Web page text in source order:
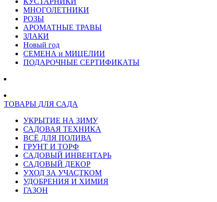
МНОГОЛЕТНИКИ
РОЗЫ
АРОМАТНЫЕ ТРАВЫ
ЗЛАКИ
Новый год
СЕМЕНА и МИЦЕЛИИ
ПОДАРОЧНЫЕ СЕРТИФИКАТЫ
ТОВАРЫ ДЛЯ САДА
УКРЫТИЕ НА ЗИМУ
САДОВАЯ ТЕХНИКА
ВСЁ ДЛЯ ПОЛИВА
ГРУНТ И ТОРФ
САДОВЫЙ ИНВЕНТАРЬ
САДОВЫЙ ДЕКОР
УХОД ЗА УЧАСТКОМ
УДОБРЕНИЯ И ХИМИЯ
ГАЗОН